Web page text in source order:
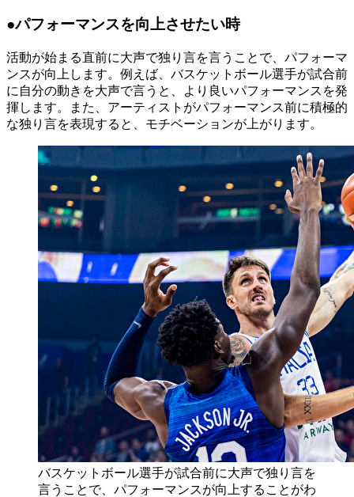
●パフォーマンスを向上させたい時
活動が始まる直前に大声で独り言を言うことで、パフォーマ
ンスが向上します。例えば、バスケットボール選手が試合前
に自分の動きを大声で言うと、より良いパフォーマンスを発
揮します。また、アーティストがパフォーマンス前に積極的
な独り言を表現すると、モチベーションが上がります。
バスケットボール選手が試合前に大声で独り言を
言うことで、パフォーマンスが向上することがわ